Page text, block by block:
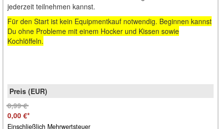
jederzeit teilnehmen kannst.
Für den Start ist kein Equipmentkauf notwendig. Beginnen kannst
Du ohne Probleme mit einem Hocker und Kissen sowie
Kochlöffeln.
0,99 €
0,00 €*
Einschließlich Mehrwertsteuer